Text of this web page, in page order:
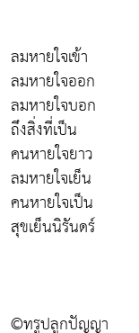
ลมหายใจเข้า
ลมหายใจออก
ลมหายใจบอก
ถึงสิ่งที่เป็น
คนหายใจยาว
ลมหายใจเย็น
คนหายใจเป็น
สุขเย็นนิรันดร์
©ทรูปลูกปัญญา